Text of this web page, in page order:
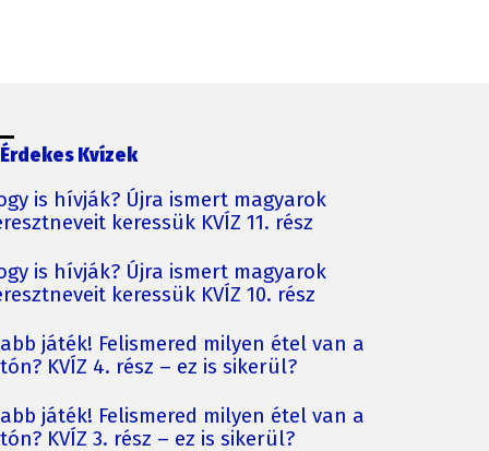
Érdekes Kvízek
is hívják? Újra ismert magyarok
keressük KVÍZ 11. rész
is hívják? Újra ismert magyarok
keressük KVÍZ 10. rész
játék! Felismered milyen étel van a
KVÍZ 4. rész – ez is sikerül?
játék! Felismered milyen étel van a
KVÍZ 3. rész – ez is sikerül?